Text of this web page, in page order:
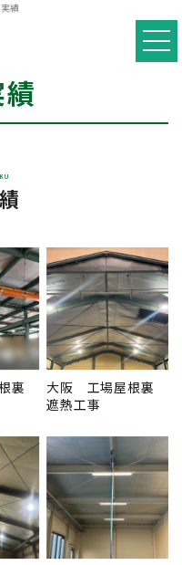
績
裏
大阪 工場屋根裏
遮熱工事